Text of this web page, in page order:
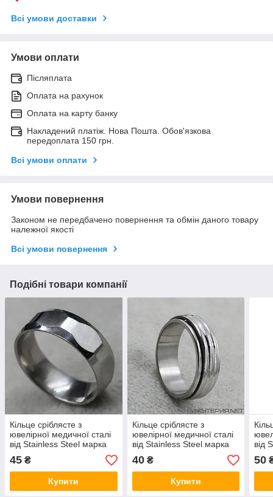
Всі умови доставки
Умови оплати
Післяплата
Оплата на рахунок
Оплата на карту банку
Накладений платіж. Нова Пошта. Обов'язкова
передоплата 150 грн.
Всі умови оплати
Умови повернення
Законом не передбачено повернення та обмін даного товару
належної якості
Всі умови повернення
Подібні товари компанії
Кільце сріблясте з
ювелірної медичної сталі
від Stainless Steel марка
316 L ширина 8 мм
полірована сталь
45 ₴
Купити
Кільце сріблясте з
ювелірної медичної сталі
від Stainless Steel марка
316 L ширина 7 мм
40₴
Купити
від
316
50